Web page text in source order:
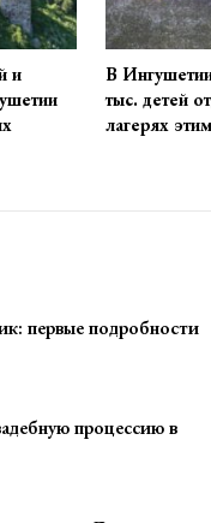
и
В
тыс. детей
лагерях
первые подробности
процессию в